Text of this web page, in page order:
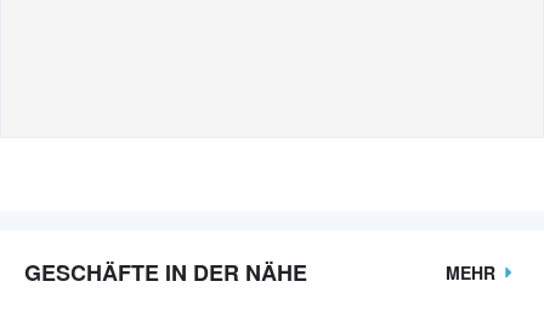
GESCHÄFTE IN DER NÄHE MEHR